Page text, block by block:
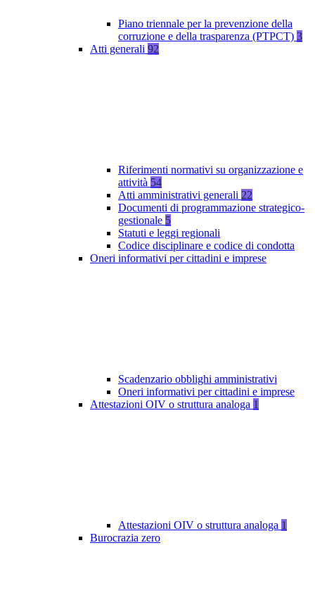
Piano triennale per la prevenzione della
corruzione e della trasparenza (PTPCT) 3
Atti generali 92
Riferimenti normativi su organizzazione e
attività 54
Atti amministrativi generali 22
Documenti di programmazione strategico-
gestionale 5
Statuti e leggi regionali
Codice disciplinare e codice di condotta
Oneri informativi per cittadini e imprese
Scadenzario obblighi amministrativi
Oneri informativi per cittadini e imprese
Attestazioni OIV o struttura analoga 1
Attestazioni OIV o struttura analoga 1
Burocrazia zero